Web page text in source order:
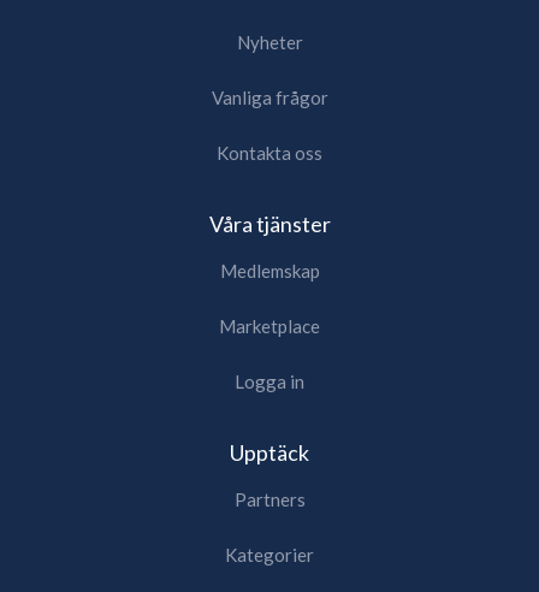
Nyheter
Vanliga frågor
Kontakta oss
Våra tjänster
Medlemskap
Marketplace
Logga in
Upptäck
Partners
Kategorier